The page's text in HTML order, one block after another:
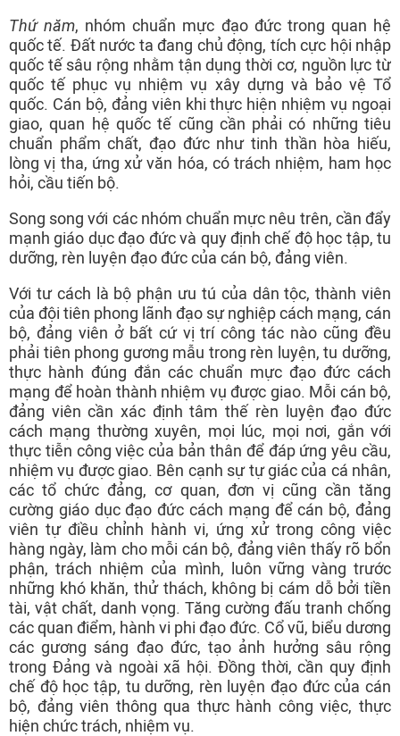
Thứ năm, nhóm chuẩn mực đạo đức trong quan hệ
quốc tế. Đất nước ta đang chủ động, tích cực hội nhập
quốc tế sâu rộng nhằm tận dụng thời cơ, nguồn lực từ
quốc tế phục vụ nhiệm vụ xây dựng và bảo vệ Tổ
quốc. Cán bộ, đảng viên khi thực hiện nhiệm vụ ngoại
giao, quan hệ quốc tế cũng cần phải có những tiêu
chuẩn phẩm chất, đạo đức như tinh thần hòa hiếu,
lòng vị tha, ứng xử văn hóa, có trách nhiệm, ham học
hỏi, cầu tiến bộ.
Song song với các nhóm chuẩn mực nêu trên, cần đẩy
mạnh giáo dục đạo đức và quy định chế độ học tập, tu
dưỡng, rèn luyện đạo đức của cán bộ, đảng viên.
Với tư cách là bộ phận ưu tú của dân tộc, thành viên
của đội tiên phong lãnh đạo sự nghiệp cách mạng, cán
bộ, đảng viên ở bất cứ vị trí công tác nào cũng đều
phải tiên phong gương mẫu trong rèn luyện, tu dưỡng,
thực hành đúng đắn các chuẩn mực đạo đức cách
mạng để hoàn thành nhiệm vụ được giao. Mỗi cán bộ,
đảng viên cần xác định tâm thế rèn luyện đạo đức
cách mạng thường xuyên, mọi lúc, mọi nơi, gắn với
thực tiễn công việc của bản thân để đáp ứng yêu cầu,
nhiệm vụ được giao. Bên cạnh sự tự giác của cá nhân,
các tổ chức đảng, cơ quan, đơn vị cũng cần tăng
cường giáo dục đạo đức cách mạng để cán bộ, đảng
viên tự điều chỉnh hành vi, ứng xử trong công việc
hàng ngày, làm cho mỗi cán bộ, đảng viên thấy rõ bổn
phận, trách nhiệm của mình, luôn vững vàng trước
những khó khăn, thử thách, không bị cám dỗ bởi tiền
tài, vật chất, danh vọng. Tăng cường đấu tranh chống
các quan điểm, hành vi phi đạo đức. Cổ vũ, biểu dương
các gương sáng đạo đức, tạo ảnh hưởng sâu rộng
trong Đảng và ngoài xã hội. Đồng thời, cần quy định
chế độ học tập, tu dưỡng, rèn luyện đạo đức của cán
bộ, đảng viên thông qua thực hành công việc, thực
hiện chức trách, nhiệm vụ.